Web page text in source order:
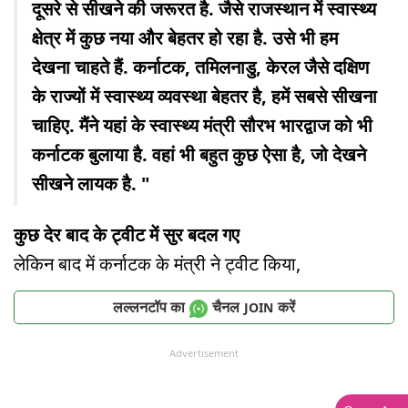
दूसरे से सीखने की जरूरत है. जैसे राजस्थान में स्वास्थ्य
क्षेत्र में कुछ नया और बेहतर हो रहा है. उसे भी हम
देखना चाहते हैं. कर्नाटक, तमिलनाडु, केरल जैसे दक्षिण
के राज्यों में स्वास्थ्य व्यवस्था बेहतर है, हमें सबसे सीखना
चाहिए. मैंने यहां के स्वास्थ्य मंत्री सौरभ भारद्वाज को भी
कर्नाटक बुलाया है. वहां भी बहुत कुछ ऐसा है, जो देखने
सीखने लायक है. "
कुछ देर बाद के ट्वीट में सुर बदल गए
लेकिन बाद में कर्नाटक के मंत्री ने ट्वीट किया,
लल्लनटॉप का चैनल JOIN करें
Advertisement